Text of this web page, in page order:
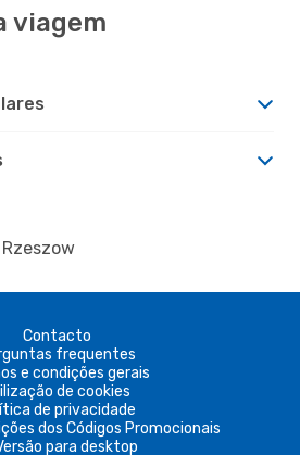
viagem
Contacto
frequentes
e condições gerais
de cookies
de privacidade
dos Códigos Promocionais
para desktop